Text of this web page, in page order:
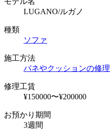
LUGANO/ルガノ
種類
ソファ
施工方法
バネやクッションの修理
修理工賃
¥150000〜¥200000
お預かり期間
3週間